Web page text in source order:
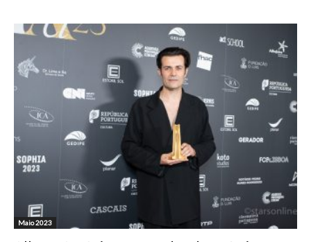
Maio 2023